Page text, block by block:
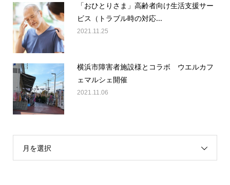
「おひとりさま」高齢者向け生活支援サー
ビス（トラブル時の対応...
2021.11.25
横浜市障害者施設様とコラボ ウエルカフ
ェマルシェ開催
2021.11.06
月を選択